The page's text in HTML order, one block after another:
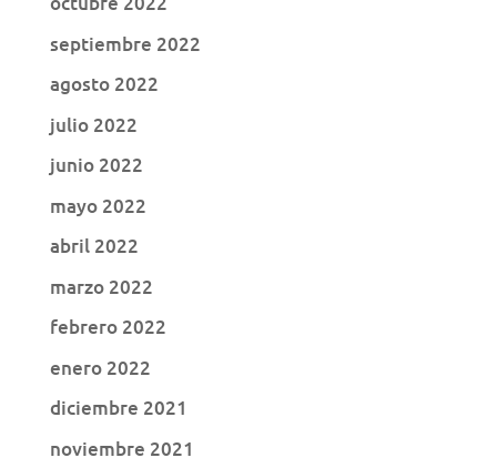
septiembre 2022
agosto 2022
julio 2022
junio 2022
mayo 2022
abril 2022
marzo 2022
febrero 2022
enero 2022
diciembre 2021
noviembre 2021